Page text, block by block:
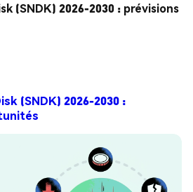
(SNDK) 2026-2030 : prévisions
(SNDK) 2026-2030 :